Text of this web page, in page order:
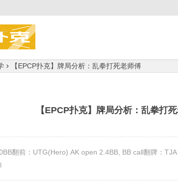
【EPCP扑克】牌局分析：乱拳打死老师傅
【EPCP扑克】牌局分析：乱拳打
翻前：UTG(Hero) AK open 2.4BB, BB call翻牌：